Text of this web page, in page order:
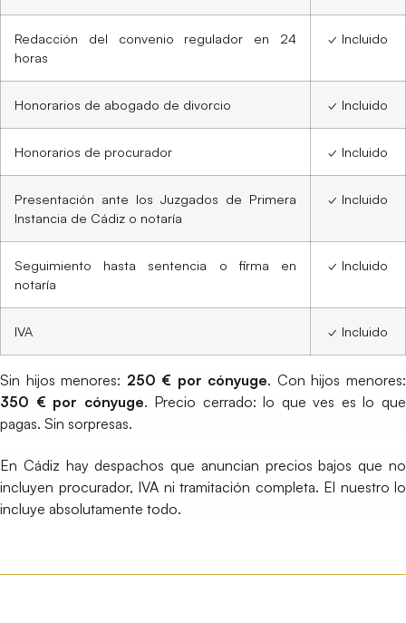
Redacción del convenio regulador en 24
horas
✓ Incluido
Honorarios de abogado de divorcio ✓ Incluido
Honorarios de procurador ✓ Incluido
Presentación ante los Juzgados de Primera
Instancia de Cádiz o notaría
✓ Incluido
Seguimiento hasta sentencia o firma en
notaría
✓ Incluido
IVA ✓ Incluido
Sin hijos menores: 250 € por cónyuge. Con hijos menores:
350 € por cónyuge. Precio cerrado: lo que ves es lo que
pagas. Sin sorpresas.
En Cádiz hay despachos que anuncian precios bajos que no
incluyen procurador, IVA ni tramitación completa. El nuestro lo
incluye absolutamente todo.